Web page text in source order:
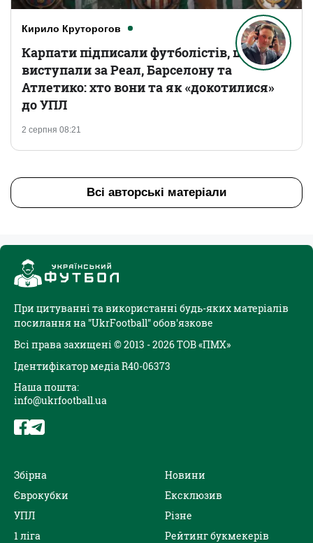
Кирило Круторогов
2 серпня 08:21
Карпати підписали футболістів, що
виступали за Реал, Барселону та
Атлетико: хто вони та як «докотилися»
до УПЛ
Всі авторські матеріали
При цитуванні та використанні будь-яких матеріалів
посилання на "UkrFootball" обов'язкове
Всі права захищені © 2013 - 2026 ТОВ «ПМХ»
Ідентифікатор медіа R40-06373
Наша пошта:
info@ukrfootball.ua
Збірна
Єврокубки
УПЛ
1 ліга
Новини
Ексклюзив
Різне
Рейтинг букмекерів